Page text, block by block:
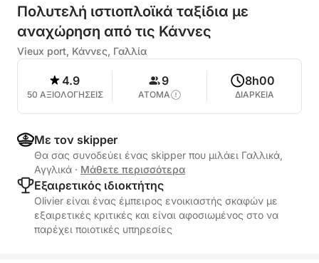
Πολυτελή ιστιοπλοϊκά ταξίδια με
αναχώρηση από τις Κάννες
Vieux port, Κάννες, Γαλλία
4.9
50 ΑΞΙΟΛΟΓΗΣΕΙΣ
9
ΑΤΟΜΑ
8h00
ΔΙΑΡΚΕΙΑ
Με τον skipper
Θα σας συνοδεύει ένας skipper που μιλάει Γαλλικά,
Αγγλικά · Μάθετε περισσότερα
Εξαιρετικός ιδιοκτήτης
Olivier είναι ένας έμπειρος ενοικιαστής σκαφών με
εξαιρετικές κριτικές και είναι αφοσιωμένος στο να
παρέχει ποιοτικές υπηρεσίες